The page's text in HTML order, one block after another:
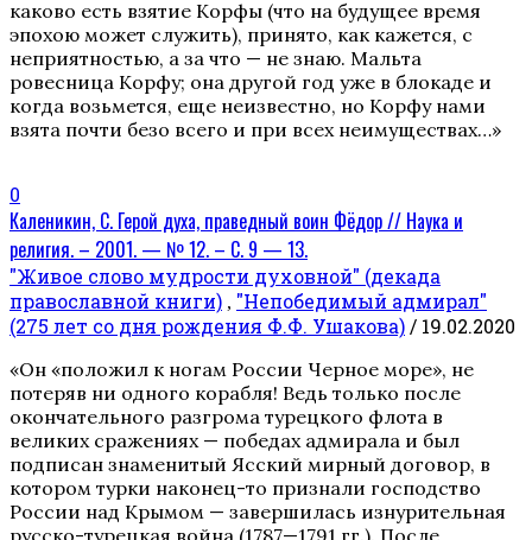
каково есть взятие Корфы (что на будущее время
эпохою может служить), принято, как кажется, с
неприятностью, а за что — не знаю. Мальта
ровесница Корфу; она другой год уже в блокаде и
когда возьмется, еще неизвестно, но Корфу нами
взята почти безо всего и при всех неимуществах…»
0
Каленикин, С. Герой духа, праведный воин Фёдор // Наука и
религия. – 2001. — № 12. – С. 9 — 13.
"Живое слово мудрости духовной" (декада
православной книги) , "Непобедимый адмирал"
(275 лет со дня рождения Ф.Ф. Ушакова)/ 19.02.2020
«Он «положил к ногам России Черное море», не
потеряв ни одного корабля! Ведь только после
окончательного разгрома турецкого флота в
великих сражениях — победах адмирала и был
подписан знаменитый Ясский мирный договор, в
котором турки наконец-то признали господство
России над Крымом — завершилась изнурительная
русско-турецкая война (1787—1791 гг.). После